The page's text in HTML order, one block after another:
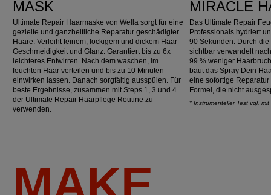
MASK
Ultimate Repair Haarmaske von Wella sorgt für eine
gezielte und ganzheitliche Reparatur geschädigter
Haare. Verleiht feinem, lockigem und dickem Haar
Geschmeidigkeit und Glanz. Garantiert bis zu 6x
leichteres Entwirren. Nach dem waschen, im
feuchten Haar verteilen und bis zu 10 Minuten
einwirken lassen. Danach sorgfältig ausspülen. Für
beste Ergebnisse, zusammen mit Steps 1, 3 und 4
der Ultimate Repair Haarpflege Routine zu
verwenden.
MIRACLE
Das Ultimate Repair
Professionals hydriert
90 Sekunden. Durch
sichtbar verwandelt
99 % weniger
baut das Spray Dein
eine sofortige
Formel, die nicht
* Instrumenteller Test vgl.